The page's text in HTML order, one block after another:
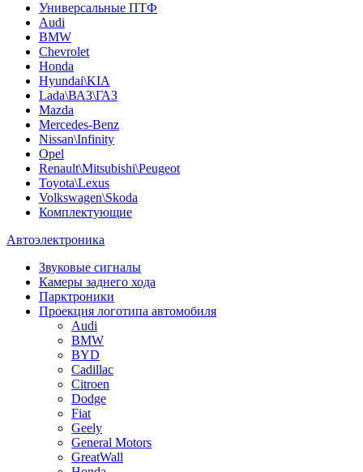
Универсальные ПТФ
Audi
BMW
Chevrolet
Honda
Hyundai\KIA
Lada\ВАЗ\ГАЗ
Mazda
Mercedes-Benz
Nissan\Infinity
Opel
Renault\Mitsubishi\Peugeot
Toyota\Lexus
Volkswagen\Skoda
Комплектующие
Автоэлектроника
Звуковые сигналы
Камеры заднего хода
Парктроники
Проекция логотипа автомобиля
Audi
BMW
BYD
Cadillac
Citroen
Dodge
Fiat
Geely
General Motors
GreatWall